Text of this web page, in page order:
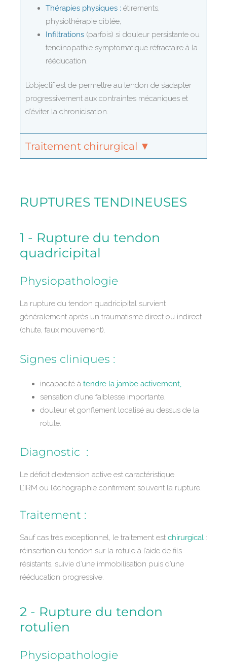
Thérapies physiques : étirements,
physiothérapie ciblée,
Infiltrations (parfois) si douleur persistante ou
tendinopathie symptomatique réfractaire à la
rééducation.
L’objectif est de permettre au tendon de s’adapter
progressivement aux contraintes mécaniques et
d’éviter la chronicisation.
Traitement chirurgical ▼
RUPTURES TENDINEUSES
1 - Rupture du tendon
quadricipital
Physiopathologie
La rupture du tendon quadricipital survient
généralement après un traumatisme direct ou indirect
(chute, faux mouvement).
Signes cliniques :
incapacité à tendre la jambe activement,
sensation d’une faiblesse importante,
douleur et gonflement localisé au dessus de la
rotule.
Diagnostic :
Le déficit d’extension active est caractéristique.
L’IRM ou l’échographie confirment souvent la rupture.
Traitement :
Sauf cas très exceptionnel, le traitement est chirurgical :
réinsertion du tendon sur la rotule à l’aide de fils
résistants, suivie d’une immobilisation puis d’une
rééducation progressive.
2 - Rupture du tendon
rotulien
Physiopathologie